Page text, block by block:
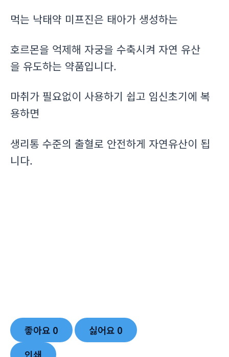
먹는 낙태약 미프진은 태아가 생성하는
호르몬을 억제해 자궁을 수축시켜 자연 유산
을 유도하는 약품입니다.
마취가 필요없이 사용하기 쉽고 임신초기에 복
용하면
생리통 수준의 출혈로 안전하게 자연유산이 됩
니다.
좋아요 0 싫어요 0